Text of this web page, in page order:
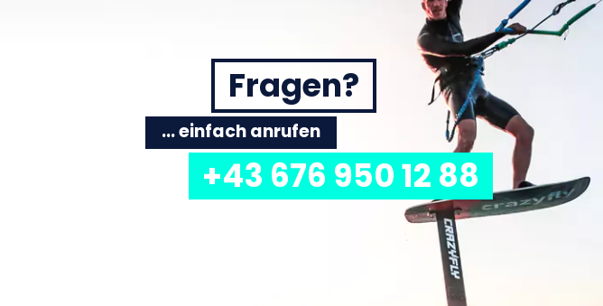
Fragen?
... einfach anrufen
+43 676 950 12 88